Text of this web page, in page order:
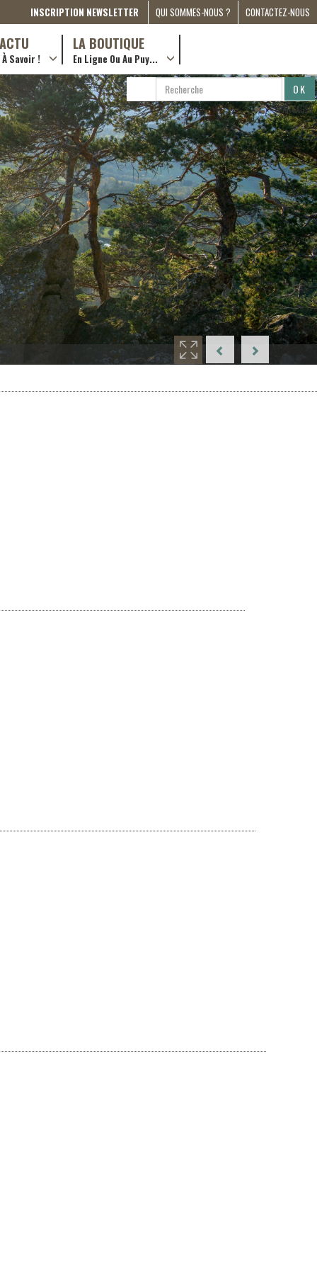
INSCRIPTION NEWSLETTER
QUI SOMMES-NOUS ?
A PROPOS
PRESSE
PARTENARIATS
ESPACE MÉDIA
COMPAGNON DE ROUTE
2022
CONTACTEZ-NOUS
À Savoir !
LA BOUTIQUE
En Ligne Ou Au Puy...
… en ville !
…en ligne !
RECHERCHER
RECHERCHE
PARTAGER